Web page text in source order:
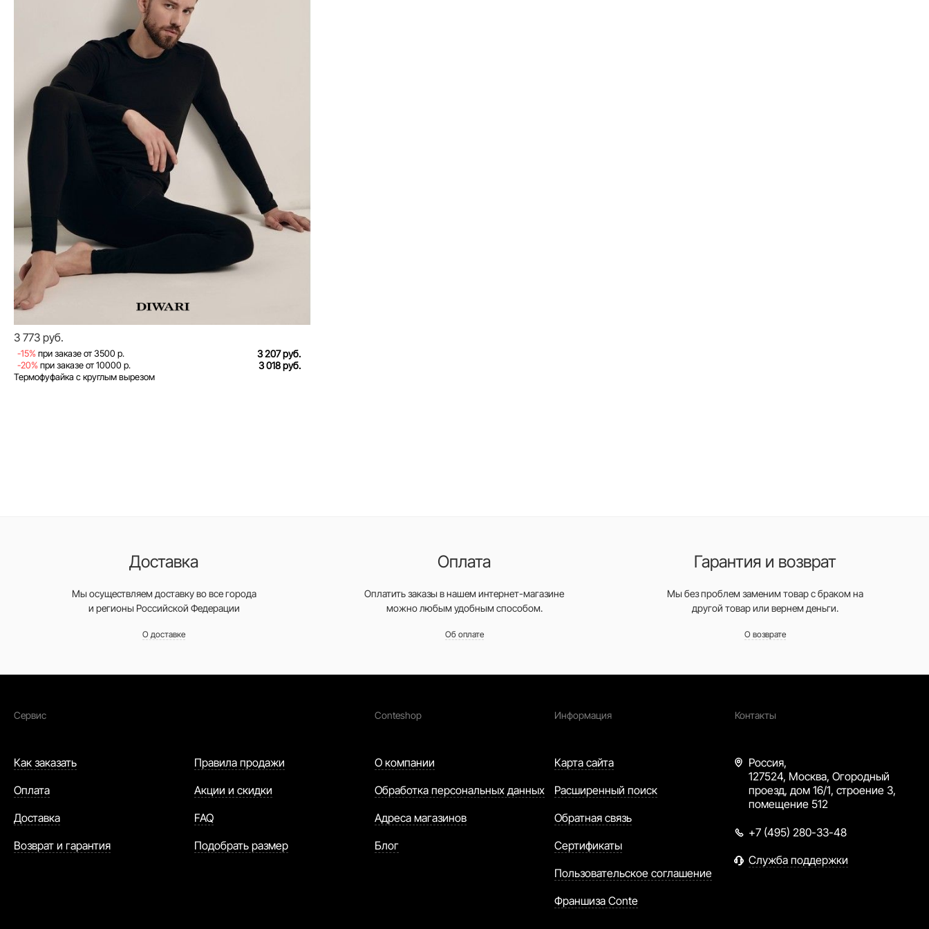
3 773 руб.
-15% при заказе от 3500 р. 3 207 руб.
-20% при заказе от 10000 р. 3 018 руб.
Термофуфайка с круглым вырезом
Доставка
Мы осуществляем доставку во все города
и регионы Российской Федерации
О доставке
Оплата
Оплатить заказы в нашем интернет-магазине
можно любым удобным способом.
Об оплате
Гарантия и возврат
Мы без проблем заменим товар с браком на
другой товар или вернем деньги.
О возврате
Сервис
Как заказать
Оплата
Доставка
Возврат и гарантия
Правила продажи
Акции и скидки
FAQ
Подобрать размер
Conteshop
О компании
Обработка персональных данных
Адреса магазинов
Блог
Информация
Карта сайта
Расширенный поиск
Обратная связь
Сертификаты
Пользовательское соглашение
Франшиза Conte
Контакты
Россия,
127524, Москва, Огородный
проезд, дом 16/1, строение 3,
помещение 512
+7 (495) 280-33-48
Служба поддержки